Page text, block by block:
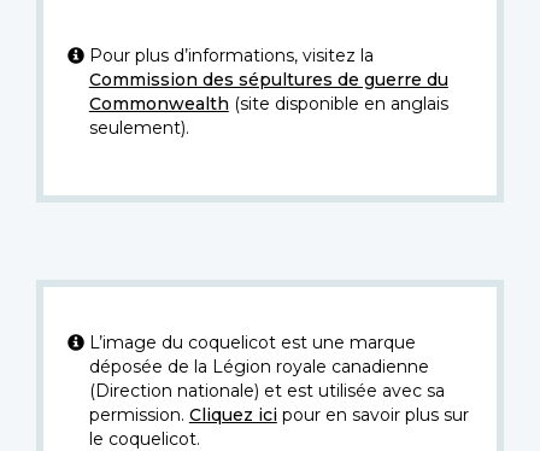
Pour plus d’informations, visitez la
Commission des sépultures de guerre du
Commonwealth (site disponible en anglais
seulement).
L’image du coquelicot est une marque
déposée de la Légion royale canadienne
(Direction nationale) et est utilisée avec sa
permission. Cliquez icipour en savoir plus sur
le coquelicot.